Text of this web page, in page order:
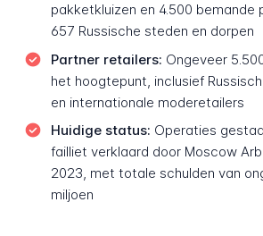
pakketkluizen en 4.500 bemande
657 Russische steden en dorpen
Partner retailers: Ongeveer
het hoogtepunt, inclusief
en internationale moderetailers
Huidige status: Operaties
failliet verklaard door Moscow
2023, met totale schulden van
miljoen